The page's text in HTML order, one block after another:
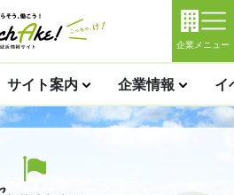
企業メニュー
サイト案内 企業情報 イ